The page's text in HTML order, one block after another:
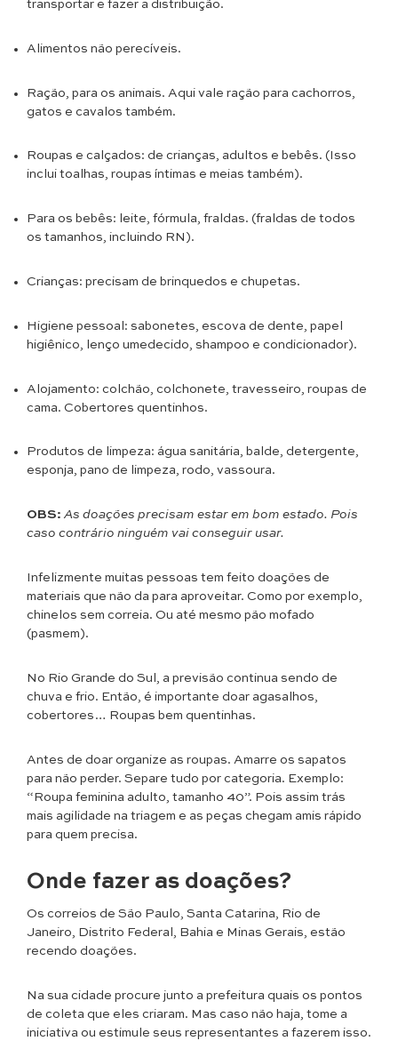
transportar e fazer a distribuição.
Alimentos não perecíveis.
Ração, para os animais. Aqui vale ração para cachorros,
gatos e cavalos também.
Roupas e calçados: de crianças, adultos e bebês. (Isso
inclui toalhas, roupas íntimas e meias também).
Para os bebês: leite, fórmula, fraldas. (fraldas de todos
os tamanhos, incluindo RN).
Crianças: precisam de brinquedos e chupetas.
Higiene pessoal: sabonetes, escova de dente, papel
higiênico, lenço umedecido, shampoo e condicionador).
Alojamento: colchão, colchonete, travesseiro, roupas de
cama. Cobertores quentinhos.
Produtos de limpeza: água sanitária, balde, detergente,
esponja, pano de limpeza, rodo, vassoura.
OBS: As doações precisam estar em bom estado. Pois
caso contrário ninguém vai conseguir usar.
Infelizmente muitas pessoas tem feito doações de
materiais que não da para aproveitar. Como por exemplo,
chinelos sem correia. Ou até mesmo pão mofado
(pasmem).
No Rio Grande do Sul, a previsão continua sendo de
chuva e frio. Então, é importante doar agasalhos,
cobertores… Roupas bem quentinhas.
Antes de doar organize as roupas. Amarre os sapatos
para não perder. Separe tudo por categoria. Exemplo:
“Roupa feminina adulto, tamanho 40”. Pois assim trás
mais agilidade na triagem e as peças chegam amis rápido
para quem precisa.
Onde fazer as doações?
Os correios de São Paulo, Santa Catarina, Rio de
Janeiro, Distrito Federal, Bahia e Minas Gerais, estão
recendo doações.
Na sua cidade procure junto a prefeitura quais os pontos
de coleta que eles criaram. Mas caso não haja, tome a
iniciativa ou estimule seus representantes a fazerem isso.